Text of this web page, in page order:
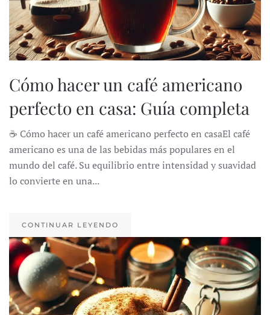
Cómo hacer un café americano
perfecto en casa: Guía completa
☕ Cómo hacer un café americano perfecto en casaEl café
americano es una de las bebidas más populares en el
mundo del café. Su equilibrio entre intensidad y suavidad
lo convierte en una...
CONTINUAR LEYENDO